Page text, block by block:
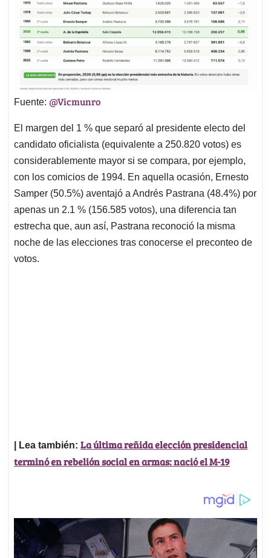
Fuente: @Vicmunro
El margen del 1 % que separó al presidente electo del
candidato oficialista (equivalente a 250.820 votos) es
considerablemente mayor si se compara, por ejemplo,
con los comicios de 1994. En aquella ocasión, Ernesto
Samper (50.5%) aventajó a Andrés Pastrana (48.4%) por
apenas un 2.1 % (156.585 votos), una diferencia tan
estrecha que, aun así, Pastrana reconoció la misma
noche de las elecciones tras conocerse el preconteo de
votos.
| Lea también: La última reñida elección presidencial
terminó en rebelión social en armas: nació el M-19